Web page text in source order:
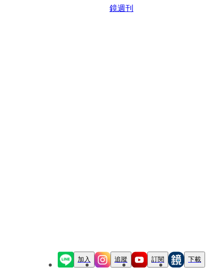
鏡週刊
加入 追蹤 訂閱 下載